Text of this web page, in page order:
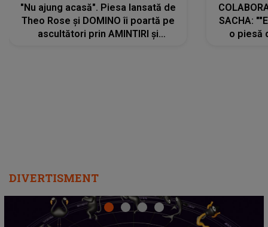
"Nu ajung acasă". Piesa lansată de
Theo Rose și DOMINO îi poartă pe
ascultători prin AMINTIRI și
SACHA:
o piesă
DIVERTISMENT